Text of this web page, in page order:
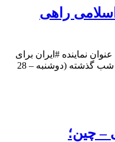
اسلامی راهی
نماینده #ایران برای
حضور در مسابقات #جام_جهانی 2019 شب گذشته (دوشنبه – 28
– چین؛